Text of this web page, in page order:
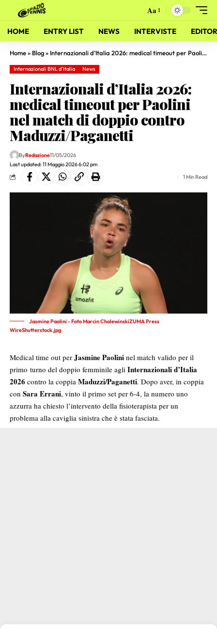
Aa
HOME ENTRY LIST NEWS INTERVISTE
Home» Blog» Internazionali d’Italia 2026: medical timeout per Paolini nel match di doppio contro Maduzzi/Paganetti
Internazionali BNL d'Italia News
Internazionali d’Italia 2026:
medical timeout per Paolini
nel match di doppio contro
Maduzzi/Paganetti
Last updated: 11 Maggio 2026 6:02 pm
ByRedazione11/05/2026
1 Min Read
Jasmine Paolini - Foto Marcin CholewinskiZUMA Press
WireShutterstock.jpg
Medical time out per Jasmine Paolini nel match valido per il
primo turno del doppio femminile agli Internazionali d’Italia
2026 contro la coppia Maduzzi/Paganetti. Dopo aver, in coppia
con Sara Errani, vinto il primo set per 6-4, la numero uno
azzurra ha chiesto l’intervento della fisioterapista per un
problema alla caviglia sinistra che è stata fasciata.